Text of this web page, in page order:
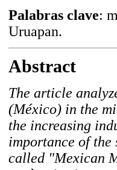
Palabras clave:
Uruapan.
Abstract
The article
(México) in the
the increasing
importance of the
called "Mexican